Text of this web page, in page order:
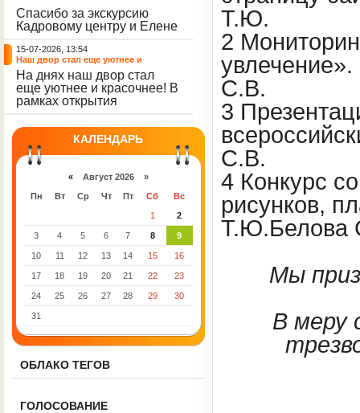
участника наших
мероприятий.
пластилин, книги и конечно
же телефоны, чтобы
отправиться на небольшую
цветочную охоту в
ближайший луг.
Спасибо за экскурсию
Кадровому центру и Елене
Романовне за тёплую
встречу.
15-07-2026, 13:54
Наш двор стал еще уютнее и
красочнее!
На днях наш двор стал
еще уютнее и красочнее! В
рамках открытия
Социальной гостиной
нашего Центра, перед
воспитанниками была
поставлена задача, как
можно ярче и красивее
расписать забор.
КАЛЕНДАРЬ
« Август 2026 »
Пн
Вт Ср Чт Пт Сб
Вс
1
2
3 4 5 6 7 8 9
10 11 12 13 14 15 16
17 18 19 20 21 22 23
24 25 26 27 28 29 30
31
ОБЛАКО ТЕГОВ
ГОЛОСОВАНИЕ
Т.Ю.
2
С.В.
3
С.В.
4 Конкурс
рисунков,
Т.Ю.Белова
Мы
В меру